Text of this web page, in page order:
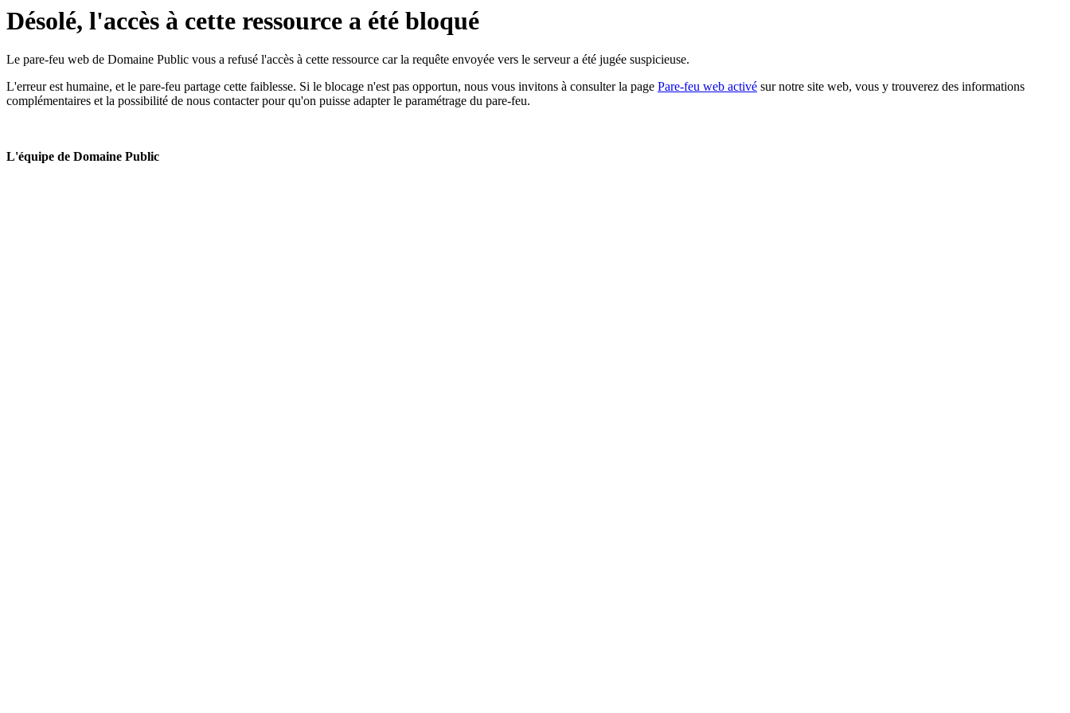
Désolé, l'accès à cette ressource a été bloqué
Le pare-feu web de Domaine Public vous a refusé l'accès à cette ressource car la requête envoyée vers le serveur a été jugée suspicieuse.
L'erreur est humaine, et le pare-feu partage cette faiblesse. Si le blocage n'est pas opportun, nous vous invitons à consulter la page Pare-feu web activé sur notre site web, vous y trouverez des informations
complémentaires et la possibilité de nous contacter pour qu'on puisse adapter le paramétrage du pare-feu.
L'équipe de Domaine Public